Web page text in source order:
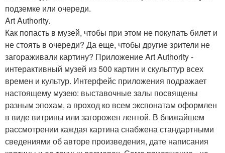
подземке или очереди.
Art Authority.
Как попасть в музей, чтобы при этом не покупать билет и
не стоять в очереди? Да еще, чтобы другие зрители не
загораживали картину? Приложение Art Authority -
интерактивный музей из 500 картин и скульптур всех
времен и культур. Интерфейс приложения подражает
настоящему музею: выставочные залы посвящены
разным эпохам, а проход ко всем экспонатам оформлен
в виде витрины или загорожен лентой. В ближайшем
рассмотрении каждая картина снабжена стандартными
сведениями об авторе произведения, дате написания